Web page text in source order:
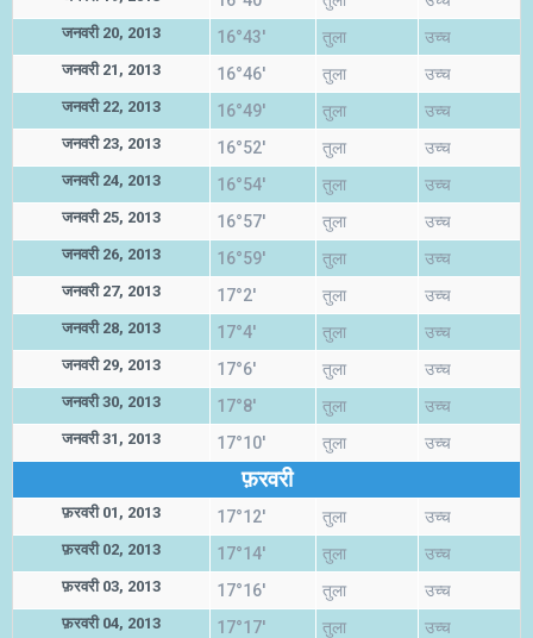
जनवरी 20, 2013 16°43' तुला उच्च
जनवरी 21, 2013 16°46' तुला उच्च
जनवरी 22, 2013 16°49' तुला उच्च
जनवरी 23, 2013 16°52' तुला उच्च
जनवरी 24, 2013 16°54' तुला उच्च
जनवरी 25, 2013 16°57' तुला उच्च
जनवरी 26, 2013 16°59' तुला उच्च
जनवरी 27, 2013 17°2' तुला उच्च
जनवरी 28, 2013 17°4' तुला उच्च
जनवरी 29, 2013 17°6' तुला उच्च
जनवरी 30, 2013 17°8' तुला उच्च
जनवरी 31, 2013 17°10' तुला उच्च
फ़रवरी
फ़रवरी 01, 2013 17°12' तुला उच्च
फ़रवरी 02, 2013 17°14' तुला उच्च
फ़रवरी 03, 2013 17°16' तुला उच्च
फ़रवरी 04, 2013 17°17' तुला उच्च